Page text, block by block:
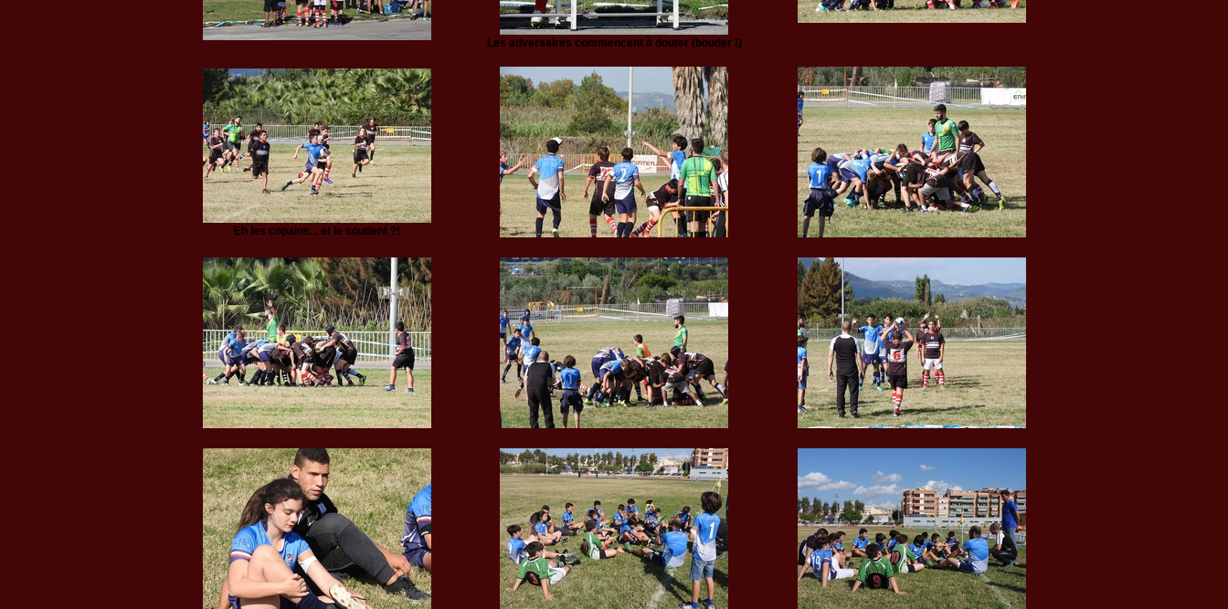
Les adversaires commencent à douter (bouder !)
Eh les copains... et le soutient ?!